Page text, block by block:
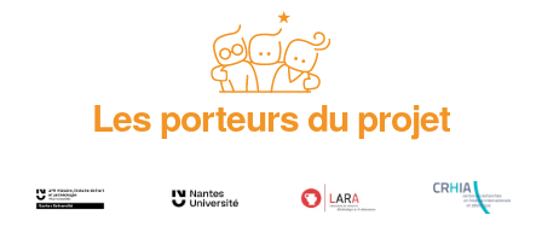
Les porteurs du projet